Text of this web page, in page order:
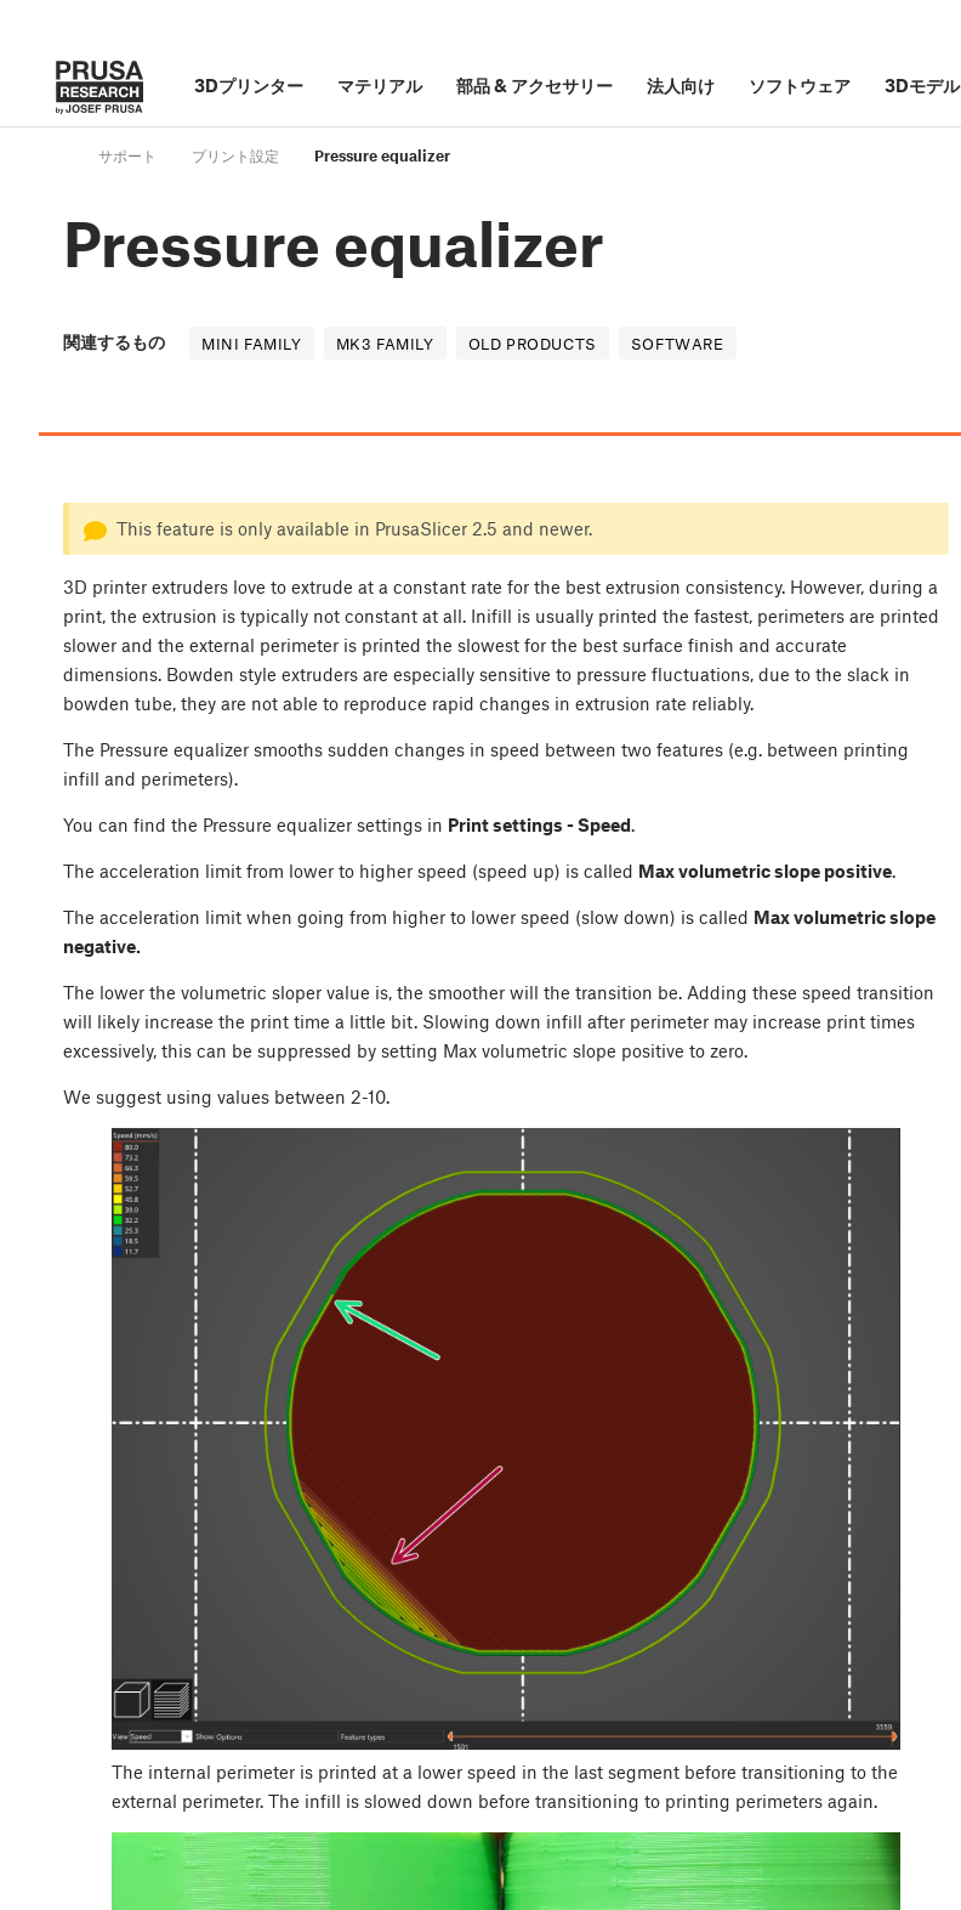
3Dプリンター マテリアル 部品& アクセサリー 法人向け ソフトウェア 3Dモデル
サポート プリント設定 Pressure equalizer
Pressure equalizer
関連するもの MINI FAMILY MK3 FAMILY OLD PRODUCTS SOFTWARE
This feature is only available in PrusaSlicer 2.5 and newer.
3D printer extruders love to extrude at a constant rate for the best extrusion consistency. However, during a
print, the extrusion is typically not constant at all. Inifill is usually printed the fastest, perimeters are printed
slower and the external perimeter is printed the slowest for the best surface finish and accurate
dimensions. Bowden style extruders are especially sensitive to pressure fluctuations, due to the slack in
bowden tube, they are not able to reproduce rapid changes in extrusion rate reliably.
The Pressure equalizer smooths sudden changes in speed between two features (e.g. between printing
infill and perimeters).
You can find the Pressure equalizer settings in Print settings - Speed.
The acceleration limit from lower to higher speed (speed up) is called Max volumetric slope positive.
The acceleration limit when going from higher to lower speed (slow down) is called Max volumetric slope
negative.
The lower the volumetric sloper value is, the smoother will the transition be. Adding these speed transition
will likely increase the print time a little bit. Slowing down infill after perimeter may increase print times
excessively, this can be suppressed by setting Max volumetric slope positive to zero.
We suggest using values between 2-10.
The internal perimeter is printed at a lower speed in the last segment before transitioning to the
external perimeter. The infill is slowed down before transitioning to printing perimeters again.